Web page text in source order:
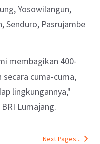
Yosowilangun,
Senduro, Pasrujambe
membagikan 400-
secara cuma-cuma,
lingkungannya,"
Lumajang.
Next Pages...